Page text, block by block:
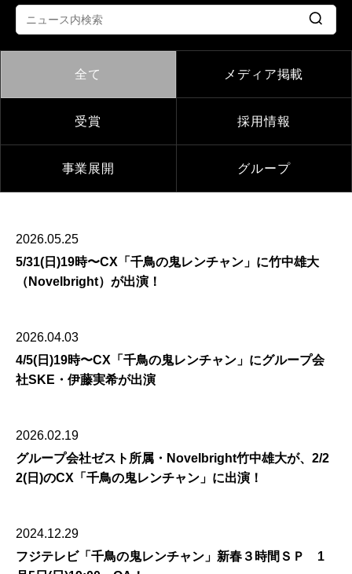
全て メディア掲載
受賞 採用情報
事業展開 グループ
2026.05.25
5/31(日)19時〜CX「千鳥の鬼レンチャン」に竹中雄大
（Novelbright）が出演！
2026.04.03
4/5(日)19時〜CX「千鳥の鬼レンチャン」にグループ会
社SKE・伊藤実希が出演
2026.02.19
グループ会社ゼスト所属・Novelbright竹中雄大が、2/2
2(日)のCX「千鳥の鬼レンチャン」に出演！
2024.12.29
フジテレビ「千鳥の鬼レンチャン」新春３時間ＳＰ 1